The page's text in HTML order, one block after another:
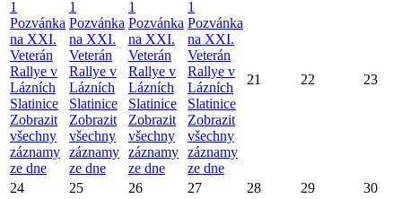
1
Pozvánka
na XXI.
Veterán
Rallye v
Lázních
Slatinice
Zobrazit
všechny
záznamy
ze dne
1
Pozvánka
na XXI.
Veterán
Rallye v
Lázních
Slatinice
Zobrazit
všechny
záznamy
ze dne
1
Pozvánka
na XXI.
Veterán
Rallye v
Lázních
Slatinice
Zobrazit
všechny
záznamy
ze dne
1
Pozvánka
na XXI.
Veterán
Rallye v
Lázních
Slatinice
Zobrazit
všechny
záznamy
ze dne
21 22 23
24 25 26 27 28 29 30